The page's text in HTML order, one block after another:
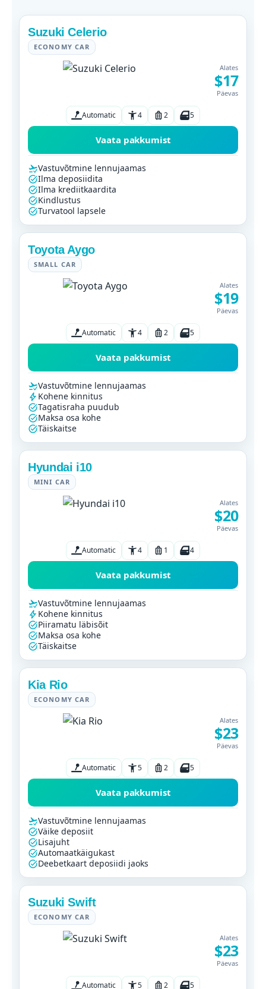
Suzuki Celerio
ECONOMY CAR
Alates
$17
Päevas
Automatic 4 2 5
Vaata pakkumist
Vastuvõtmine lennujaamas
Ilma deposiidita
Ilma krediitkaardita
Kindlustus
Turvatool lapsele
Toyota Aygo
SMALL CAR
Alates
$19
Päevas
Automatic 4 2 5
Vaata pakkumist
Vastuvõtmine lennujaamas
Kohene kinnitus
Tagatisraha puudub
Maksa osa kohe
Täiskaitse
Hyundai i10
MINI CAR
Alates
$20
Päevas
Automatic 4 1 4
Vaata pakkumist
Vastuvõtmine lennujaamas
Kohene kinnitus
Piiramatu läbisõit
Maksa osa kohe
Täiskaitse
Kia Rio
ECONOMY CAR
Alates
$23
Päevas
Automatic 5 2 5
Vaata pakkumist
Vastuvõtmine lennujaamas
Väike deposiit
Lisajuht
Automaatkäigukast
Deebetkaart deposiidi jaoks
Suzuki Swift
ECONOMY CAR
Alates
$23
Päevas
Automatic 5 2 5